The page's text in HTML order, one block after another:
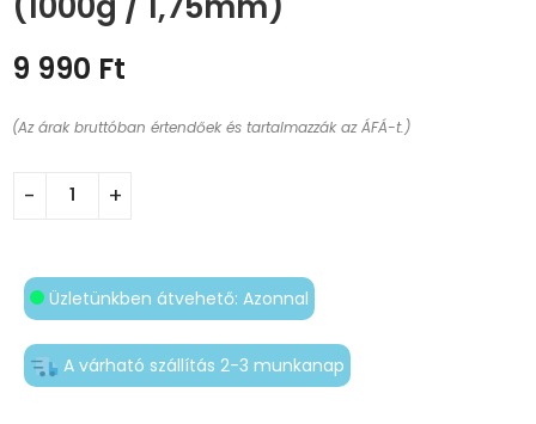
9 990 Ft
(Az árak bruttóban értendőek és tartalmazzák az ÁFÁ-t.)
Üzletünkben átvehető: Azonnal
A várható szállítás 2-3 munkanap